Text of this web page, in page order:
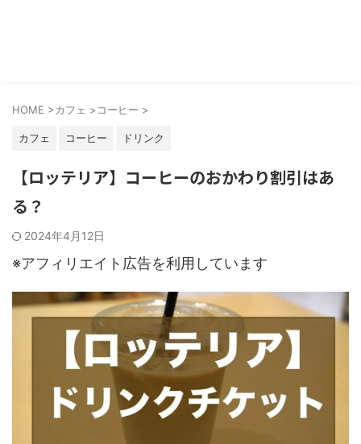
HOME >カフェ >コーヒー >
カフェ コーヒー ドリンク
【ロッテリア】コーヒーのおかわり割引はあ
る？
2024年4月12日
※アフィリエイト広告を利用しています